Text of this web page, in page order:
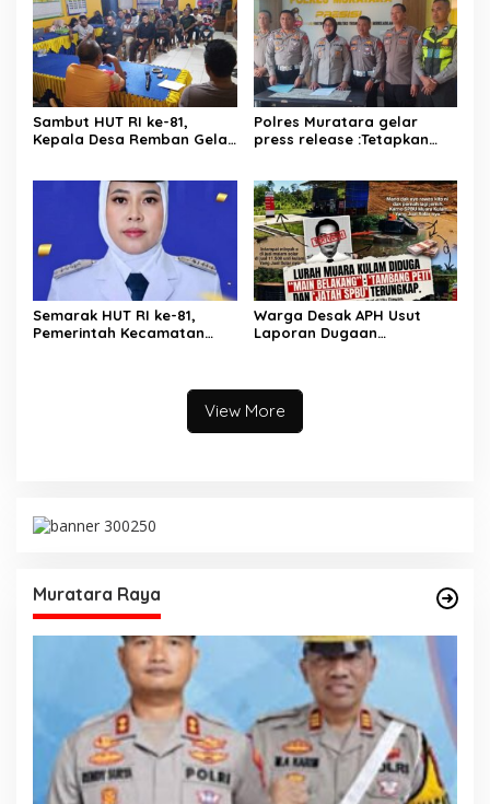
Sambut HUT RI ke-81,
Kepala Desa Remban Gelar
Polres Muratara gelar
press release :Tetapkan
Maut antara Bus ALS dan
Tangki BBM Tewaskan 19
Orang
Semarak HUT RI ke-81,
Pemerintah Kecamatan
Warga Desak APH Usut
Laporan Dugaan
View More
Muratara Raya